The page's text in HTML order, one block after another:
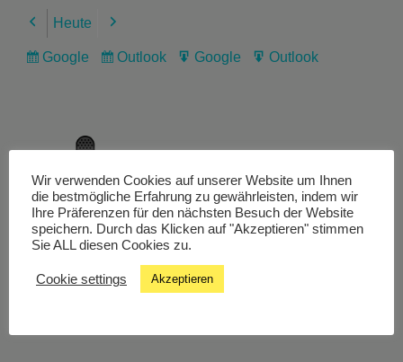
Previous
Heute Next
Subscribe
Google
Subscribe
Outlook
Export
Google
Export
Outlook
Livestream
Studiochat
Wir verwenden Cookies auf unserer Website um Ihnen
die bestmögliche Erfahrung zu gewährleisten, indem wir
Ihre Präferenzen für den nächsten Besuch der Website
speichern. Durch das Klicken auf "Akzeptieren" stimmen
Sie ALL diesen Cookies zu.
Cookie settings Akzeptieren